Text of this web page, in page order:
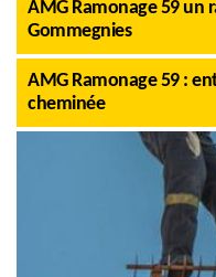
AMG Ramonage 59 un
Gommegnies
AMG Ramonage 59 :
cheminée